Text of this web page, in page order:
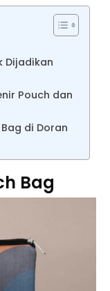
Dijadikan
Pouch dan
di Doran
Bag